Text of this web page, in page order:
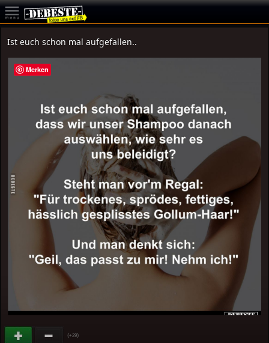
Ist euch schon mal aufgefallen..
(+29)
Merken